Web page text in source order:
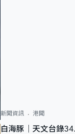
新聞資訊 港聞
白海豚｜天文台錄